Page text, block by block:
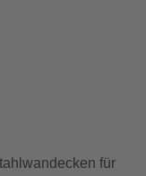
für